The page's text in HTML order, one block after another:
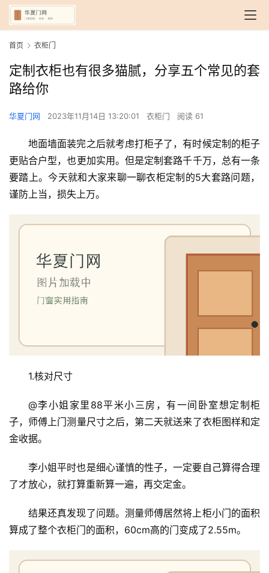
首页 衣柜门
定制衣柜也有很多猫腻，分享五个常见的套
路给你
华夏门网 2023年11月14日 13:20:01 衣柜门 阅读 61
地面墙面装完之后就考虑打柜子了，有时候定制的柜子
更贴合户型，也更加实用。但是定制套路千千万，总有一条
要踏上。今天就和大家来聊一聊衣柜定制的5大套路问题，
谨防上当，损失上万。
1.核对尺寸
@李小姐家里88平米小三房，有一间卧室想定制柜
子，师傅上门测量尺寸之后，第二天就送来了衣柜图样和定
金收据。
李小姐平时也是细心谨慎的性子，一定要自己算得合理
了才放心，就打算重新算一遍，再交定金。
结果还真发现了问题。测量师傅居然将上柜小门的面积
算成了整个衣柜门的面积，60cm高的门变成了2.55m。